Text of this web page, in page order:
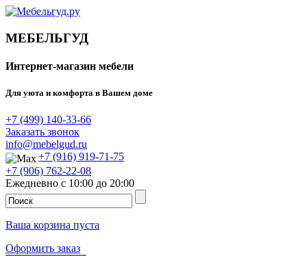
МЕБЕЛЬГУД
Интернет-магазин мебели
Для уюта и комфорта в Вашем доме
+7 (499) 140-33-66
Заказать звонок
info@mebelgud.ru
+7 (916) 919-71-75
+7 (906) 762-22-08
Ежедневно с 10:00 до 20:00
Ваша корзина пуста
Оформить заказ